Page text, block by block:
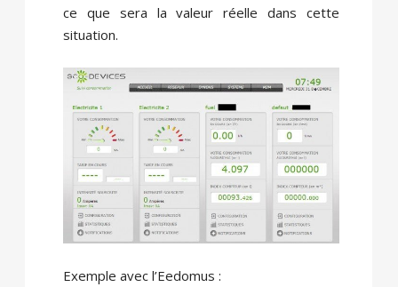
ce que sera la valeur réelle dans cette
situation.
Exemple avec l’Eedomus :